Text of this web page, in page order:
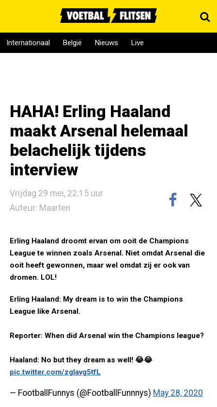
Internationaal België Nieuws Live
HAHA! Erling Haaland
maakt Arsenal helemaal
belachelijk tijdens
interview
Vrijdag 29 mei, 22:15 uur
Auteur: Maarten
Erling Haaland droomt ervan om ooit de Champions
League te winnen zoals Arsenal. Niet omdat Arsenal die
ooit heeft gewonnen, maar wel omdat zij er ook van
dromen. LOL!
Erling Haaland: My dream is to win the Champions
League like Arsenal.
Reporter: When did Arsenal win the Champions league?
Haaland: No but they dream as well! 😂😂
pic.twitter.com/zgIavg5tfL
— FootballFunnys (@FootballFunnnys) May 28, 2020